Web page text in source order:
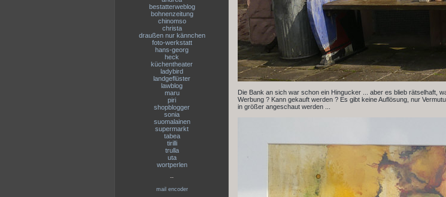
bestatterweblog
bohnenzeitung
chinomso
christa
draußen nur kännchen
foto-werkstatt
hans-georg
heck
küchentheater
ladybird
landgeflüster
lawblog
maru
piri
shopblogger
sonia
suomalainen
supermarkt
tabea
tirilli
trulla
uta
wortperlen
--
mail encoder
Die Bank an sich war schon ein Hingucker ... aber es blieb rätselhaft,
Werbung ? Kann gekauft werden ? Es gibt keine Auflösung, nur
in größer angeschaut werden ...